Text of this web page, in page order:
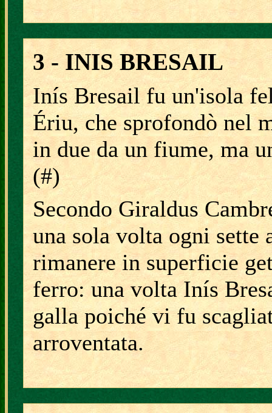
3 - INIS BRESAIL
Inís Bresail fu un'isola
Ériu, che sprofondò nel
in due da un fiume, ma
(#)
Secondo Giraldus
una sola volta ogni sette
rimanere in superficie
ferro: una volta Inís
galla poiché vi fu
arroventata.